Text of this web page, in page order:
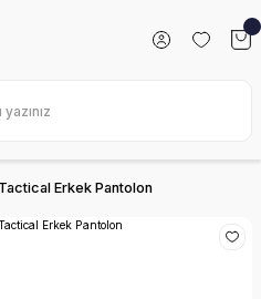
Erkek Pantolon